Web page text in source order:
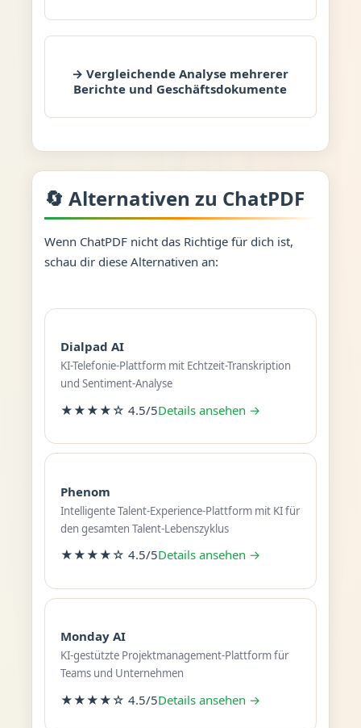
→ Vergleichende Analyse mehrerer
Berichte und Geschäftsdokumente
🔄 Alternativen zu ChatPDF
Wenn ChatPDF nicht das Richtige für dich ist,
schau dir diese Alternativen an:
Dialpad AI
KI-Telefonie-Plattform mit Echtzeit-Transkription
und Sentiment-Analyse
★★★★☆ 4.5/5Details ansehen →
Phenom
Intelligente Talent-Experience-Plattform mit KI für
den gesamten Talent-Lebenszyklus
★★★★☆ 4.5/5Details ansehen →
Monday AI
KI-gestützte Projektmanagement-Plattform für
Teams und Unternehmen
★★★★☆ 4.5/5Details ansehen →